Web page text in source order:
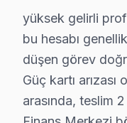
Ataşehir,
Ataşehir’deki
Gözlemlere göre,
Ataşehir
yüksek gelirli
bu hesabı
düşen görev
Güç kartı arızası
arasında, teslim